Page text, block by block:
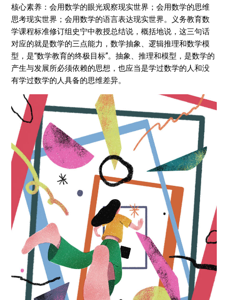
核心素养：会用数学的眼光观察现实世界；会用数学的思维
思考现实世界；会用数学的语言表达现实世界。义务教育数
学课程标准修订组史宁中教授总结说，概括地说，这三句话
对应的就是数学的三点能力，数学抽象、逻辑推理和数学模
型，是“数学教育的终极目标”。抽象、推理和模型，是数学的
产生与发展所必须依赖的思想，也应当是学过数学的人和没
有学过数学的人具备的思维差异。